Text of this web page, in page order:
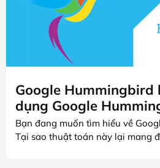
Google Hummingbird
dụng Google
Bạn đang muốn tìm hiểu về
Tại sao thuật toán này lại mang